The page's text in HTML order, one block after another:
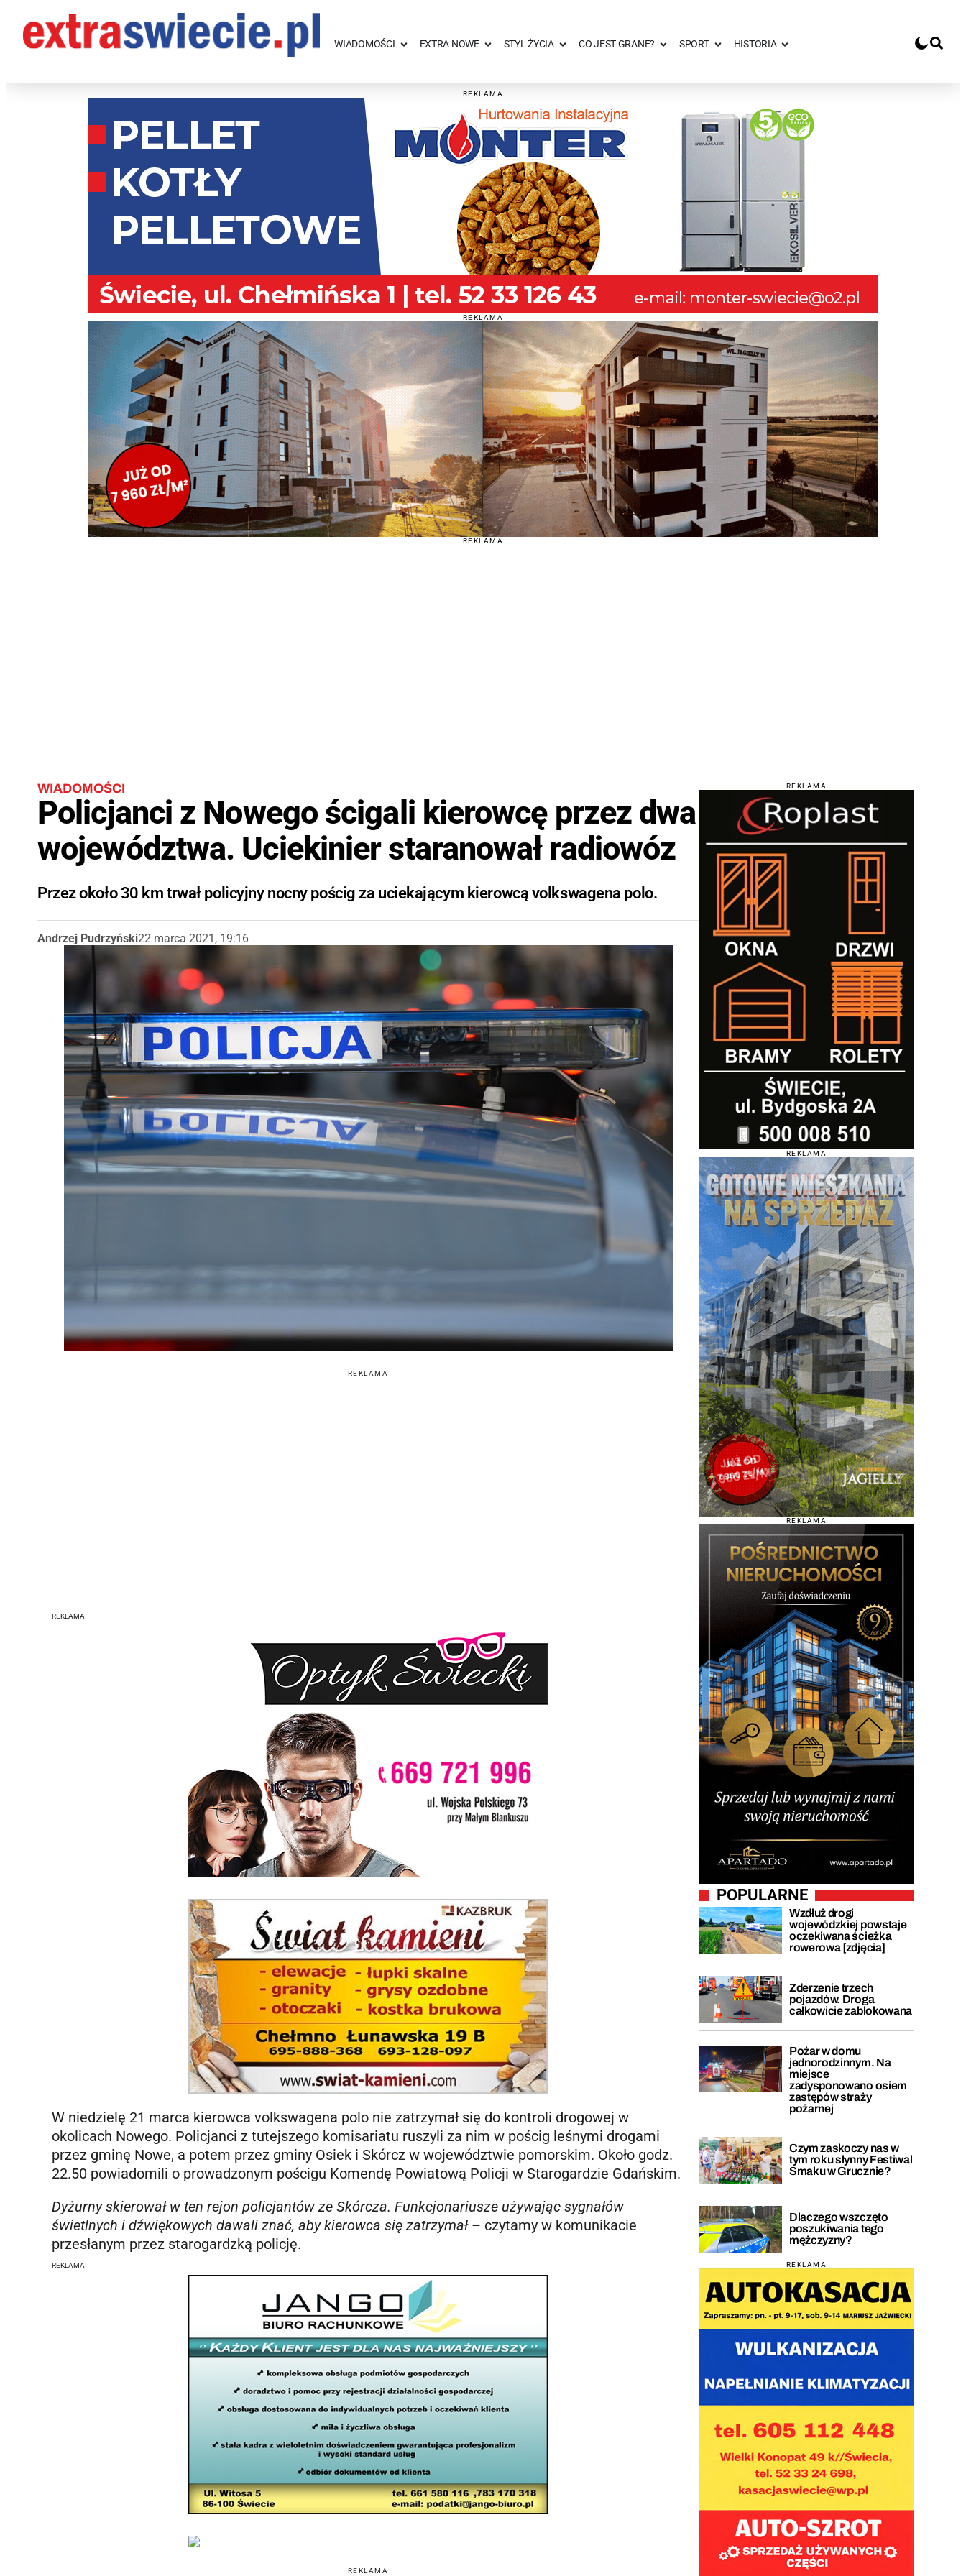
WIADOMOŚCI EXTRA NOWE STYL ŻYCIA CO JEST GRANE? SPORT HISTORIA
REKLAMA
REKLAMA
REKLAMA
WIADOMOŚCI
Policjanci z Nowego ścigali kierowcę przez dwa
województwa. Uciekinier staranował radiowóz
Przez około 30 km trwał policyjny nocny pościg za uciekającym kierowcą volkswagena polo.
Andrzej Pudrzyński22 marca 2021, 19:16
REKLAMA
REKLAMA
W niedzielę 21 marca kierowca volkswagena polo nie zatrzymał się do kontroli drogowej w
okolicach Nowego. Policjanci z tutejszego komisariatu ruszyli za nim w pościg leśnymi drogami
przez gminę Nowe, a potem przez gminy Osiek i Skórcz w województwie pomorskim. Około godz.
22.50 powiadomili o prowadzonym pościgu Komendę Powiatową Policji w Starogardzie Gdańskim.
Dyżurny skierował w ten rejon policjantów ze Skórcza. Funkcjonariusze używając sygnałów
świetlnych i dźwiękowych dawali znać, aby kierowca się zatrzymał– czytamy w komunikacie
przesłanym przez starogardzką policję.
REKLAMA
REKLAMA
REKLAMA
REKLAMA
REKLAMA
POPULARNE
Wzdłuż drogi
wojewódzkiej powstaje
oczekiwana ścieżka
rowerowa [zdjęcia]
Zderzenie trzech
pojazdów. Droga
całkowicie zablokowana
Pożar w domu
jednorodzinnym. Na
miejsce
zadysponowano osiem
zastępów straży
pożarnej
Czym zaskoczy nas w
tym roku słynny Festiwal
Smaku w Grucznie?
Dlaczego wszczęto
poszukiwania tego
mężczyzny?
REKLAMA